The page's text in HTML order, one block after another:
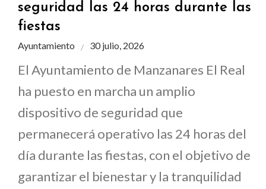
seguridad las 24 horas durante las
fiestas
Ayuntamiento 30 julio, 2026
El Ayuntamiento de Manzanares El Real
ha puesto en marcha un amplio
dispositivo de seguridad que
permanecerá operativo las 24 horas del
día durante las fiestas, con el objetivo de
garantizar el bienestar y la tranquilidad